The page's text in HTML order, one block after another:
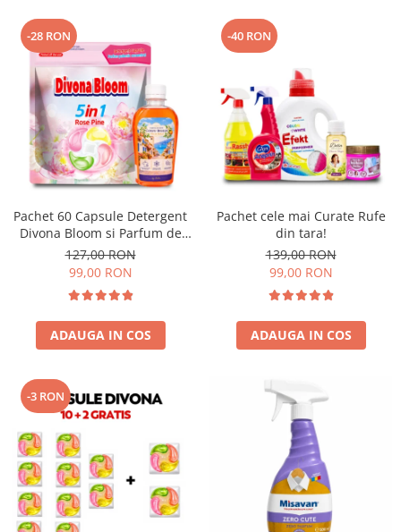
-28 RON
Pachet 60 Capsule Detergent
Divona Bloom si Parfum de
Rufe Corfu Breeze by Delia
200 ml
127,00 RON
99,00 RON
ADAUGA IN COS
-40 RON
Pachet cele mai Curate Rufe
din tara!
139,00 RON
99,00 RON
ADAUGA IN COS
-3 RON